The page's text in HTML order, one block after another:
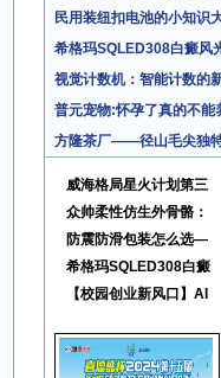
民用装纽扣电池的小知识
希格玛SQLED308白癜风
视觉计数机：智能计数的
普元宠物:怀孕了真的不能
方隆茶厂——径山毛尖独
威海格局星火计划第三
众帅柔性仿生外骨骼：
防震防滑包装怎么选—
希格玛SQLED308白癜
【校园创业新风口】AI